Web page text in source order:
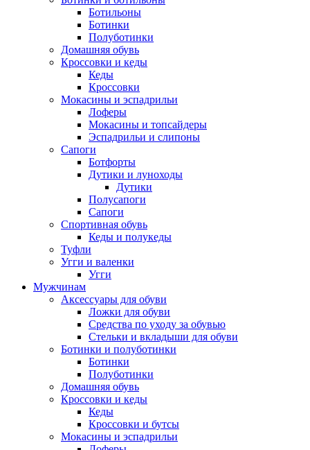
Ботильоны
Ботинки
Полуботинки
Домашняя обувь
Кроссовки и кеды
Кеды
Кроссовки
Мокасины и эспадрильи
Лоферы
Мокасины и топсайдеры
Эспадрильи и слипоны
Сапоги
Ботфорты
Дутики и луноходы
Дутики
Полусапоги
Сапоги
Спортивная обувь
Кеды и полукеды
Туфли
Угги и валенки
Угги
Мужчинам
Аксессуары для обуви
Ложки для обуви
Средства по уходу за обувью
Стельки и вкладыши для обуви
Ботинки и полуботинки
Ботинки
Полуботинки
Домашняя обувь
Кроссовки и кеды
Кеды
Кроссовки и бутсы
Мокасины и эспадрильи